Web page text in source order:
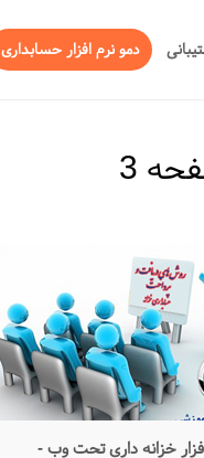
دمو نرم افزار حسابداری
3
خزانه داری تحت وب -